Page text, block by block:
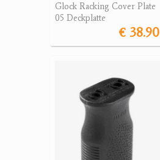
Glock Racking Cover Plate
05 Deckplatte
€ 38.90